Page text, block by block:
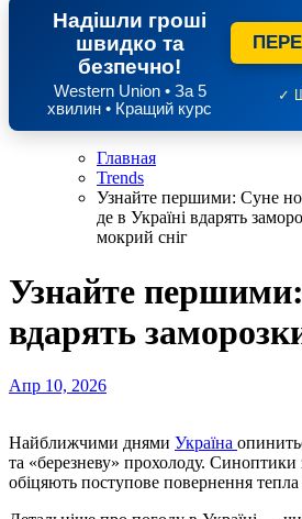
Надішли гроші
швидко та
безпечно!
Western Union • За 5
хвилин • Кращий курс
✓
Главная
Trends
Узнайте першими: Суне
де в Україні вдарять
мокрий сніг
Узнайте першими:
вдарять
Апр 10, 2026
Найближчими днями Україна
та «березневу» прохолоду. Синоптики
обіцяють поступове повернення